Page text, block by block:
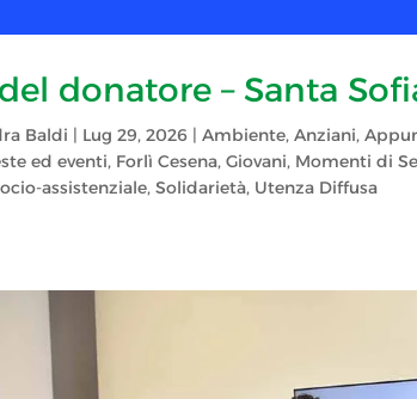
donatore – Santa
Baldi | Lug 29, 2026 |Ambiente,Anziani,
ed eventi, Forlì Cesena,Giovani, Momenti di
assistenziale,Solidarietà, Utenza Diffusa